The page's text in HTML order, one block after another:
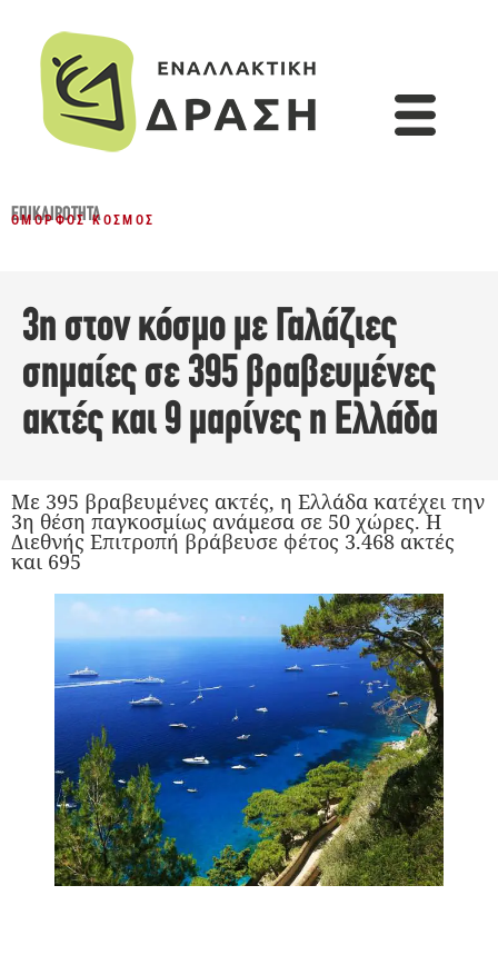
ΕΠΙΚΑΙΡΌΤΗΤΑ
ΌΜΟΡΦΟΣ ΚΌΣΜΟΣ
3η στον κόσμο με Γαλάζιες
σημαίες σε 395 βραβευμένες
ακτές και 9 μαρίνες η Ελλάδα
Με 395 βραβευμένες ακτές, η Ελλάδα κατέχει την
3η θέση παγκοσμίως ανάμεσα σε 50 χώρες. Η
Διεθνής Επιτροπή βράβευσε φέτος 3.468 ακτές
και 695